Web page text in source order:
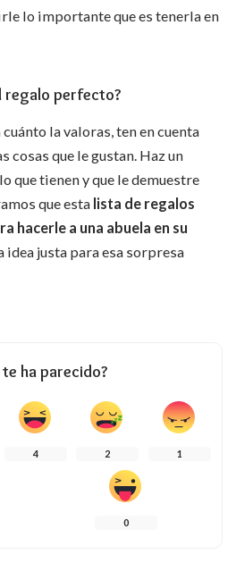
lo importante que es tenerla en
regalo perfecto?
la valoras, ten en cuenta
cosas que le gustan. Haz un
que tienen y que le demuestre
que esta lista de regalos
hacerle a una abuela en su
idea justa para esa sorpresa
te ha parecido?
4 2 1
0